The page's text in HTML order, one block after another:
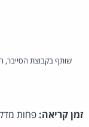
שותף בקבוצת הסייבר,
זמן קריאה: פחות